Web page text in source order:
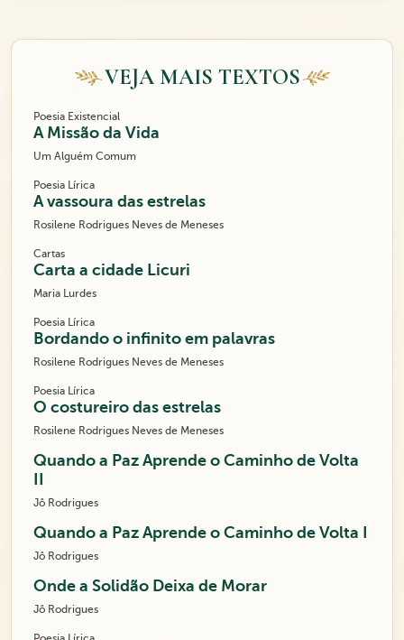
VEJA MAIS TEXTOS
Poesia Existencial
A Missão da Vida
Um Alguém Comum
Poesia Lírica
A vassoura das estrelas
Rosilene Rodrigues Neves de Meneses
Cartas
Carta a cidade Licuri
Maria Lurdes
Poesia Lírica
Bordando o infinito em palavras
Rosilene Rodrigues Neves de Meneses
Poesia Lírica
O costureiro das estrelas
Rosilene Rodrigues Neves de Meneses
Quando a Paz Aprende o Caminho de Volta
Jô Rodrigues
Quando a Paz Aprende o Caminho de Volta I
Jô Rodrigues
Onde a Solidão Deixa de Morar
Jô Rodrigues